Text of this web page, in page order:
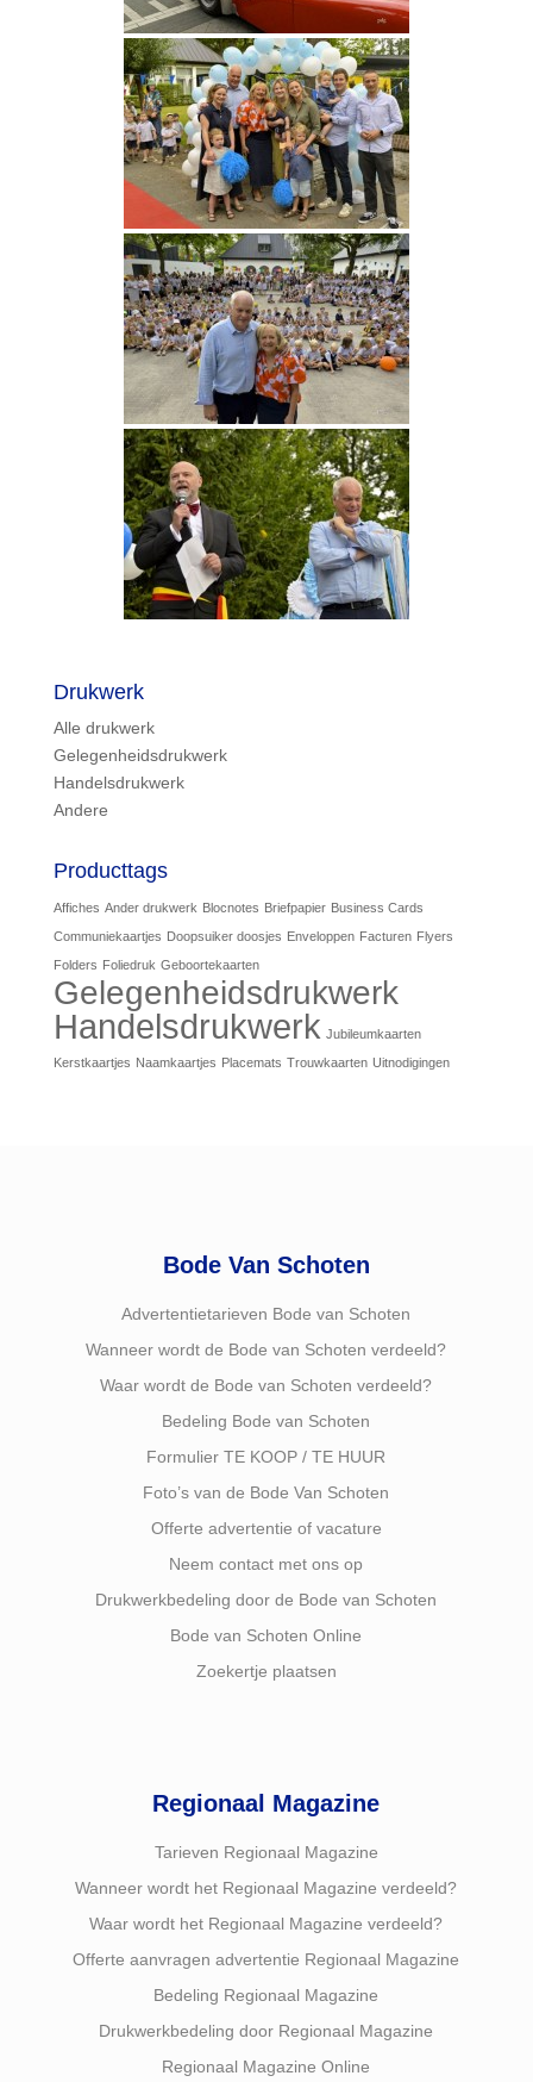
Drukwerk
Alle drukwerk
Gelegenheidsdrukwerk
Handelsdrukwerk
Andere
Producttags
Affiches Ander drukwerk Blocnotes Briefpapier Business Cards
Communiekaartjes Doopsuiker doosjes Enveloppen Facturen Flyers
Folders Foliedruk Geboortekaarten
Gelegenheidsdrukwerk
Handelsdrukwerk Jubileumkaarten
Kerstkaartjes Naamkaartjes Placemats Trouwkaarten Uitnodigingen
Bode Van Schoten
Advertentietarieven Bode van Schoten
Wanneer wordt de Bode van Schoten verdeeld?
Waar wordt de Bode van Schoten verdeeld?
Bedeling Bode van Schoten
Formulier TE KOOP / TE HUUR
Foto’s van de Bode Van Schoten
Offerte advertentie of vacature
Neem contact met ons op
Drukwerkbedeling door de Bode van Schoten
Bode van Schoten Online
Zoekertje plaatsen
Regionaal Magazine
Tarieven Regionaal Magazine
Wanneer wordt het Regionaal Magazine verdeeld?
Waar wordt het Regionaal Magazine verdeeld?
Offerte aanvragen advertentie Regionaal Magazine
Bedeling Regionaal Magazine
Drukwerkbedeling door Regionaal Magazine
Regionaal Magazine Online